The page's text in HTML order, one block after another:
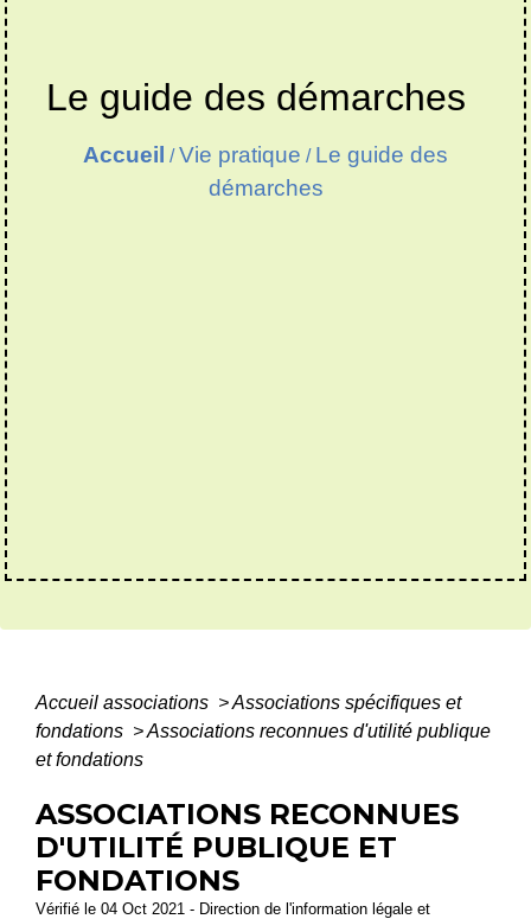
Le guide des démarches
Accueil /Vie pratique / Le guide des
démarches
Accueil associations >Associations spécifiques et
fondations >Associations reconnues d'utilité publique
et fondations
ASSOCIATIONS RECONNUES
D'UTILITÉ PUBLIQUE ET
FONDATIONS
Vérifié le 04 Oct 2021 - Direction de l'information légale et